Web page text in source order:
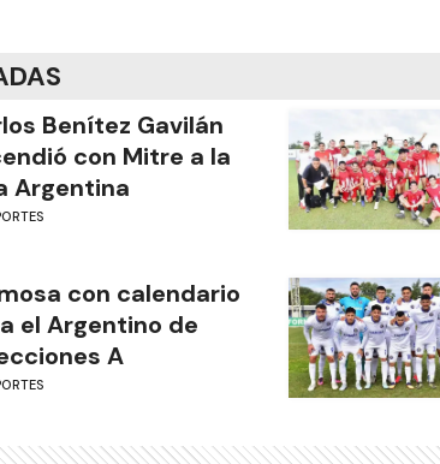
Benítez Gavilán
con Mitre a la
Argentina
con calendario
el Argentino de
A